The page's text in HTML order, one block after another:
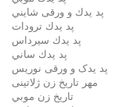
پد يدك و ورقی شايني
پد يدك ترودات
پد يدك سيرداس
پد يدك ساني
پد یدک و ورقی نوریس
مهر تاريخ زن ژلاتینی
تاريخ زن موبي